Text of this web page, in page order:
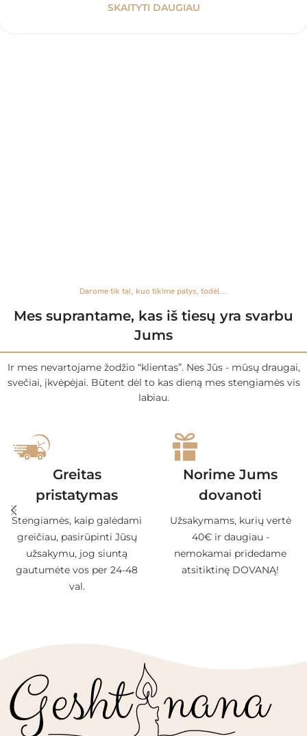
SKAITYTI DAUGIAU
Darome tik tai, kuo tikime patys, todėl...
Mes suprantame, kas iš tiesų yra svarbu
Jums
Ir mes nevartojame žodžio “klientas”. Nes Jūs - mūsų draugai,
svečiai, įkvėpėjai. Būtent dėl to kas dieną mes stengiamės vis
labiau.
Greitas
pristatymas
Stengiamės, kaip galėdami
greičiau, pasirūpinti Jūsų
užsakymu, jog siuntą
gautumėte vos per 24-48
val.
Norime Jums
dovanoti
Užsakymams, kurių vertė
40€ ir daugiau -
nemokamai pridedame
atsitiktinę DOVANĄ!